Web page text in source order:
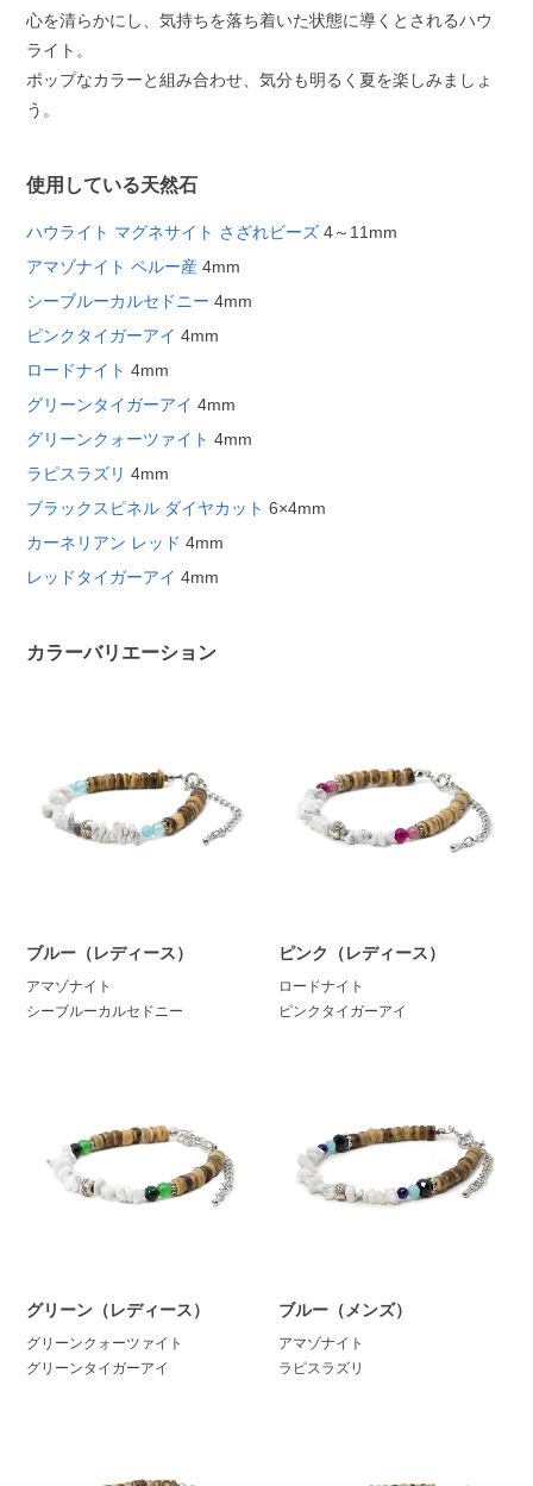
心を清らかにし、気持ちを落ち着いた状態に導くとされるハウ
ライト。
ポップなカラーと組み合わせ、気分も明るく夏を楽しみましょ
う。
使用している天然石
ハウライト マグネサイト さざれビーズ 4～11mm
アマゾナイト ペルー産 4mm
シーブルーカルセドニー 4mm
ピンクタイガーアイ 4mm
ロードナイト 4mm
グリーンタイガーアイ 4mm
グリーンクォーツァイト 4mm
ラピスラズリ 4mm
ブラックスピネル ダイヤカット 6×4mm
カーネリアン レッド 4mm
レッドタイガーアイ 4mm
カラーバリエーション
ブルー（レディース）
アマゾナイト
シーブルーカルセドニー
ピンク（レディース）
ロードナイト
ピンクタイガーアイ
グリーン（レディース）
グリーンクォーツァイト
グリーンタイガーアイ
ブルー（メンズ）
アマゾナイト
ラピスラズリ